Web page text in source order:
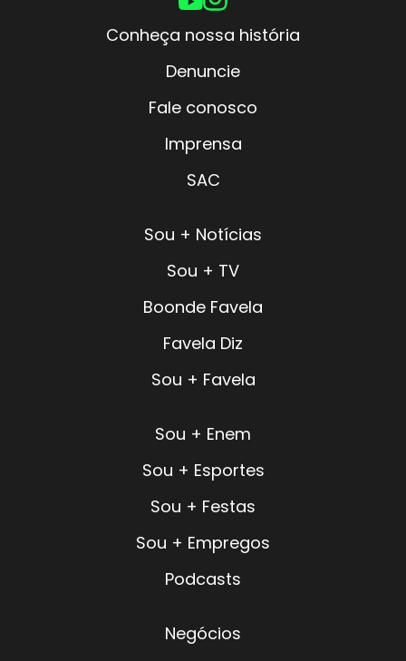
Conheça nossa história
Denuncie
Fale conosco
Imprensa
SAC
Sou + Notícias
Sou + TV
Boonde Favela
Favela Diz
Sou + Favela
Sou + Enem
Sou + Esportes
Sou + Festas
Sou + Empregos
Podcasts
Negócios